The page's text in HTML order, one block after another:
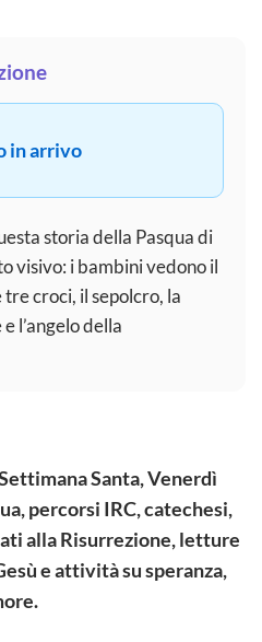
in arrivo
storia della Pasqua di
visivo: i bambini vedono il
croci, il sepolcro, la
l’angelo della
Santa, Venerdì
percorsi IRC, catechesi,
alla Risurrezione, letture
e attività su speranza,